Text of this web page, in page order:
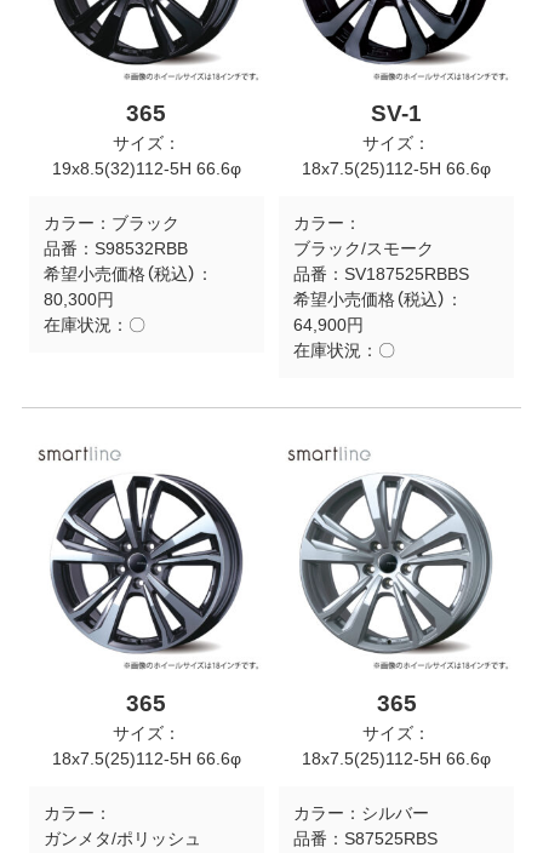
365
サイズ：
19x8.5(32)112-5H 66.6φ
カラー： ブラック
品番： S98532RBB
希望小売価格（税込）：
80,300円
在庫状況： 〇
SV-1
サイズ：
18x7.5(25)112-5H 66.6φ
カラー：
ブラック/スモーク
品番： SV187525RBBS
希望小売価格（税込）：
64,900円
在庫状況： 〇
365
サイズ：
18x7.5(25)112-5H 66.6φ
カラー：
ガンメタ/ポリッシュ
365
サイズ：
18x7.5(25)112-5H 66.6φ
カラー： シルバー
品番： S87525RBS